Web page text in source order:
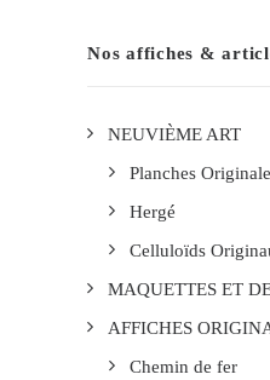
Nos affiches &
NEUVIÈME ART
Planches
Hergé
Celluloïds
MAQUETTES ET
AFFICHES
Chemin de fer